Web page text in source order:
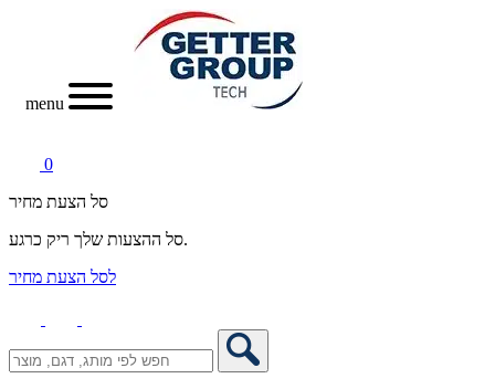
menu
0
סל הצעת מחיר
סל ההצעות שלך ריק כרגע.
לסל הצעת מחיר